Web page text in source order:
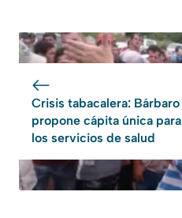
Crisis tabacalera: Bárbaro
propone cápita única para
los servicios de salud